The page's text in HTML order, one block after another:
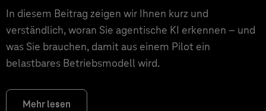
In diesem Beitrag zeigen wir Ihnen kurz und
verständlich, woran Sie agentische KI erkennen – und
was Sie brauchen, damit aus einem Pilot ein
belastbares Betriebsmodell wird.
Mehr lesen